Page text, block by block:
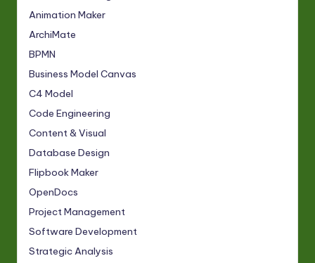
Animation Maker
ArchiMate
BPMN
Business Model Canvas
C4 Model
Code Engineering
Content & Visual
Database Design
Flipbook Maker
OpenDocs
Project Management
Software Development
Strategic Analysis